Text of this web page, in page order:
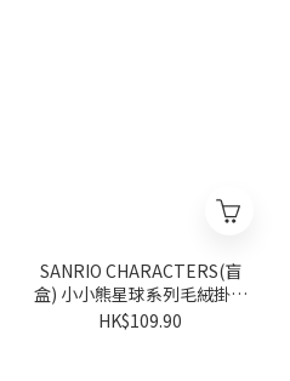
SANRIO CHARACTERS(盲
盒) 小小熊星球系列毛絨掛飾
盲盒 (隨機派發)
HK$109.90